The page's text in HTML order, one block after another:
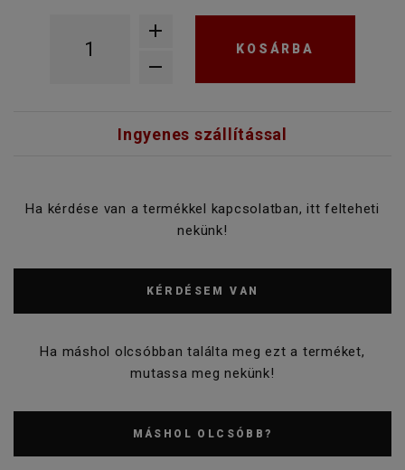
KOSÁRBA
Ingyenes szállítással
Ha kérdése van a termékkel kapcsolatban, itt felteheti
nekünk!
KÉRDÉSEM VAN
Ha máshol olcsóbban találta meg ezt a terméket,
mutassa meg nekünk!
MÁSHOL OLCSÓBB?